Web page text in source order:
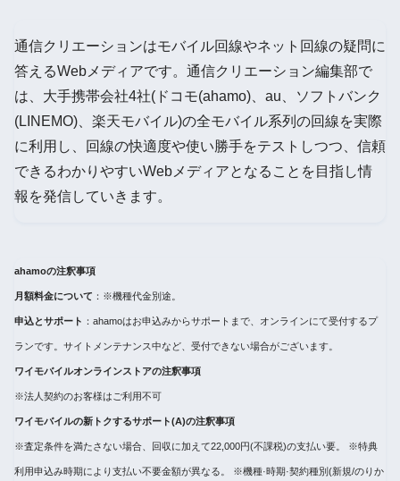
通信クリエーションはモバイル回線やネット回線の疑問に
答えるWebメディアです。通信クリエーション編集部で
は、大手携帯会社4社(ドコモ(ahamo)、au、ソフトバンク
(LINEMO)、楽天モバイル)の全モバイル系列の回線を実際
に利用し、回線の快適度や使い勝手をテストしつつ、信頼
できるわかりやすいWebメディアとなることを目指し情
報を発信していきます。
ahamoの注釈事項
月額料金について ：※機種代金別途。
申込とサポート ：ahamoはお申込みからサポートまで、オンラインにて受付するプ
ランです。サイトメンテナンス中など、受付できない場合がございます。
ワイモバイルオンラインストアの注釈事項
※法人契約のお客様はご利用不可
ワイモバイルの新トクするサポート(A)の注釈事項
※査定条件を満たさない場合、回収に加えて22,000円(不課税)の支払い要。 ※特典
利用申込み時期により支払い不要金額が異なる。 ※機種·時期·契約種別(新規/のりか